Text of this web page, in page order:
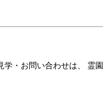
学・お問い合わせは、 霊